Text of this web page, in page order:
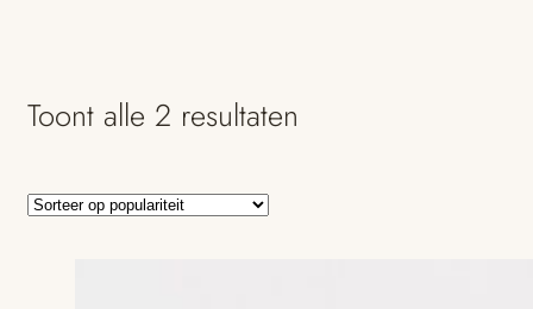
Toont alle 2 resultaten